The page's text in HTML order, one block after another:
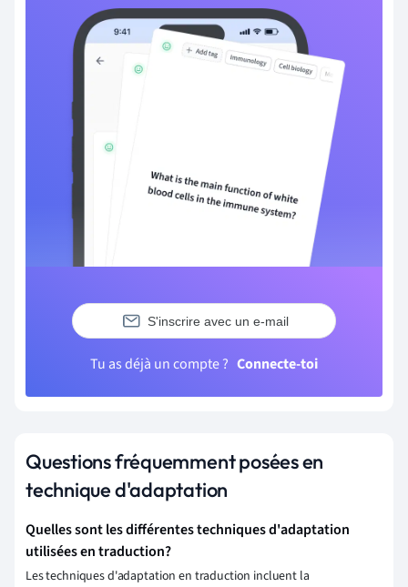
S'inscrire avec un e-mail
Tu as déjà un compte ? Connecte-toi
Questions fréquemment posées en
technique d'adaptation
Quelles sont les différentes techniques d'adaptation
utilisées en traduction?
Les techniques d'adaptation en traduction incluent la